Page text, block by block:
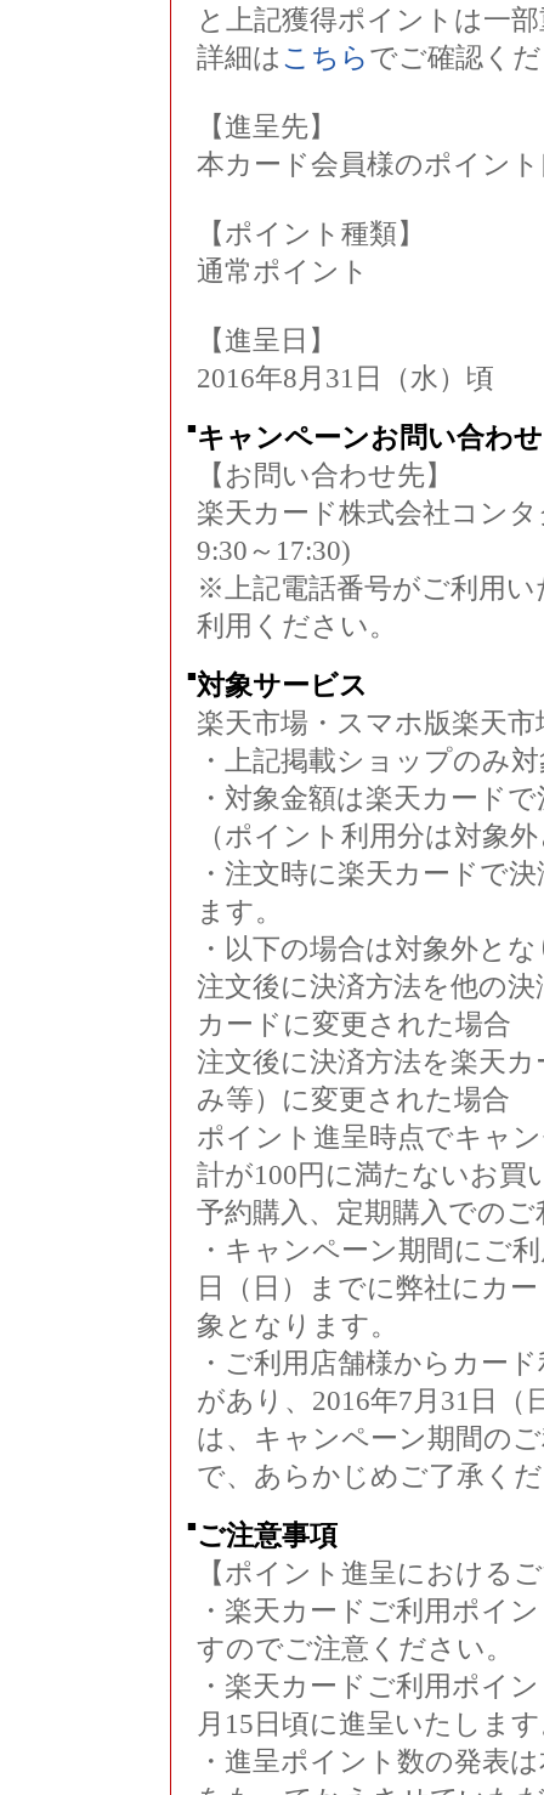
と上記獲得ポイントは一
詳細は こちら でご確認く
【進呈先】
本カード会員様のポイン
【ポイント種類】
通常ポイント
【進呈日】
2016年8月31日（水）頃
■ キャンペーンお問い合わせ
【お問い合わせ先】
楽天カード株式会社コン
9:30～17:30)
※上記電話番号がご利用い
利用ください。
■対象サービス
楽天市場・スマホ版楽天
・上記掲載ショップのみ
・対象金額は楽天カード
（ポイント利用分は対象
・注文時に楽天カードで
ます。
・以下の場合は対象外と
注文後に決済方法を他の
カードに変更された場合
注文後に決済方法を楽天
み等）に変更された場合
ポイント進呈時点でキャ
計が100円に満たないお買
予約購入、定期購入でのご
・キャンペーン期間にご
日（日）までに弊社にカ
象となります。
・ご利用店舗様からカー
があり、2016年7月31日
は、キャンペーン期間の
で、あらかじめご了承く
■ ご注意事項
【ポイント進呈における
・楽天カードご利用ポイ
すのでご注意ください。
・楽天カードご利用ポイ
月15日頃に進呈いたしま
・進呈ポイント数の発表